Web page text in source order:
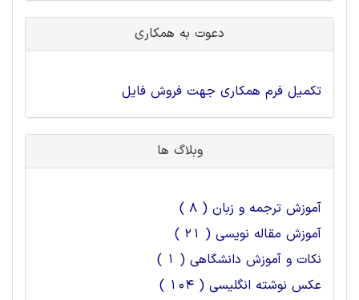
دعوت به همکاری
تکمیل فرم همکاری جهت فروش فایل
وبلاگ ها
آموزش ترجمه و زبان ( 8 )
آموزش مقاله نویسی ( 21 )
نکات و آموزش دانشگاهی ( 1 )
عکس نوشته انگلیسی ( 104 )